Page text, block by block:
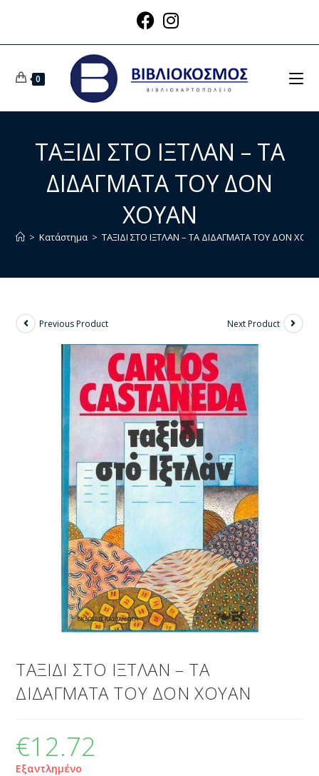
0
ΤΑΞΙΔΙ ΣΤΟ ΙΞΤΛΑΝ – ΤΑ
ΔΙΔΑΓΜΑΤΑ ΤΟΥ ΔΟΝ
ΧΟΥΑΝ
> Κατάστημα > ΤΑΞΙΔΙ ΣΤΟ ΙΞΤΛΑΝ – ΤΑ ΔΙΔΑΓΜΑΤΑ ΤΟΥ ΔΟΝ
Previous Product Next Product
ΤΑΞΙΔΙ ΣΤΟ ΙΞΤΛΑΝ – ΤΑ
ΔΙΔΑΓΜΑΤΑ ΤΟΥ ΔΟΝ ΧΟΥΑΝ
€12.72
Εξαντλημένο